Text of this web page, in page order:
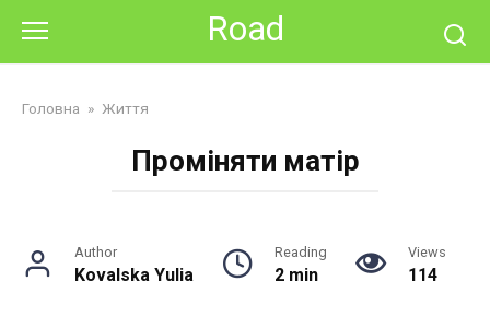
content
Road
Головна » Життя
Проміняти матір
Author
Kovalska Yulia
Reading
2 min
Views
114